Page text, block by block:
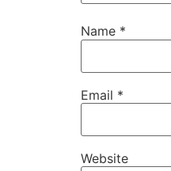
Name *
Email *
Website